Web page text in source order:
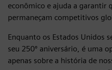
econômico e ajuda a garantir
permaneçam competitivos
Enquanto os Estados Unidos
seu 250º aniversário, é uma
apenas sobre a história de